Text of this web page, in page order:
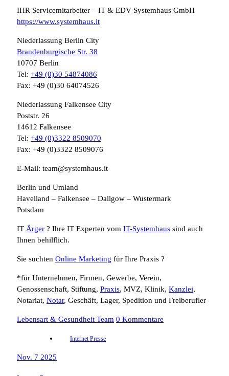
IHR Servicemitarbeiter – IT & EDV Systemhaus GmbH
https://www.systemhaus.it
Niederlassung Berlin City
Brandenburgische Str. 38
10707 Berlin
Tel: +49 (0)30 54874086
Fax: +49 (0)30 64074526
Niederlassung Falkensee City
Poststr. 26
14612 Falkensee
Tel: +49 (0)3322 8509070
Fax: +49 (0)3322 8509076
E-Mail: team@systemhaus.it
Berlin und Umland
Havelland – Falkensee – Dallgow – Wustermark
Potsdam
IT Ärger ? Ihre IT Experten vom IT-Systemhaus sind auch
Ihnen behilflich.
Sie suchten Online Marketing für Ihre Praxis ?
*für Unternehmen, Firmen, Gewerbe, Verein,
Genossenschaft, Stiftung, Praxis, MVZ, Klinik, Kanzlei,
Notariat, Notar, Geschäft, Lager, Spedition und Freiberufler
Lebensart & Gesundheit Team 0 Kommentare
Internet Presse
Nov. 7 2025